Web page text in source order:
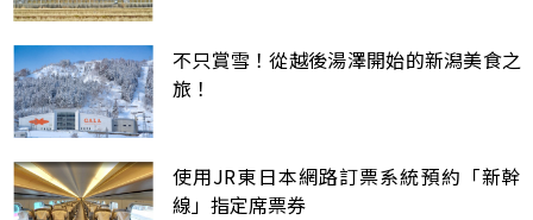
不只賞雪！從越後湯澤開始的新潟美食之
旅！
使用JR東日本網路訂票系統預約「新幹
線」指定席票券